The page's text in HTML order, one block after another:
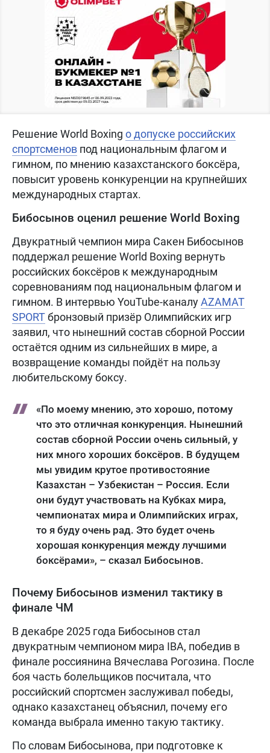
Решение World Boxing о допуске российских
спортсменов под национальным флагом и
гимном, по мнению казахстанского боксёра,
повысит уровень конкуренции на крупнейших
международных стартах.
Бибосынов оценил решение World Boxing
Двукратный чемпион мира Сакен Бибосынов
поддержал решение World Boxing вернуть
российских боксёров к международным
соревнованиям под национальным флагом и
гимном. В интервью YouTube-каналуAZAMAT
SPORTбронзовый призёр Олимпийских игр
заявил, что нынешний состав сборной России
остаётся одним из сильнейших в мире, а
возвращение команды пойдёт на пользу
любительскому боксу.
«По моему мнению, это хорошо, потому
что это отличная конкуренция. Нынешний
состав сборной России очень сильный, у
них много хороших боксёров. В будущем
мы увидим крутое противостояние
Казахстан – Узбекистан – Россия. Если
они будут участвовать на Кубках мира,
чемпионатах мира и Олимпийских играх,
то я буду очень рад. Это будет очень
хорошая конкуренция между лучшими
боксёрами», – сказал Бибосынов.
Почему Бибосынов изменил тактику в
финале ЧМ
В декабре 2025 года Бибосынов стал
двукратным чемпионом мира IBA, победив в
финале россиянина Вячеслава Рогозина. После
боя часть болельщиков посчитала, что
российский спортсмен заслуживал победы,
однако казахстанец объяснил, почему его
команда выбрала именно такую тактику.
По словам Бибосынова, при подготовке к